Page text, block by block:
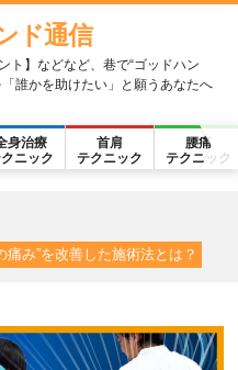
ド通信
ト】などなど、巷で“ゴッドハン
誰かを助けたい」と願うあなたへ
身治療
ニック
首肩
テクニック
腰痛
テクニック
痛み”を改善した施術法とは？